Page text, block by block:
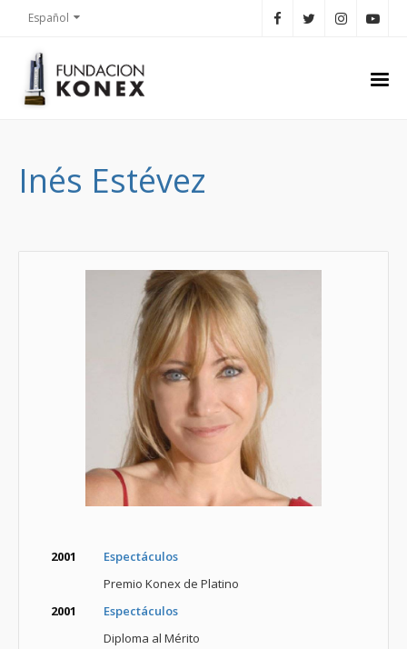
Español
Inés Estévez
2001
Espectáculos
Premio Konex de Platino
2001
Espectáculos
Diploma al Mérito